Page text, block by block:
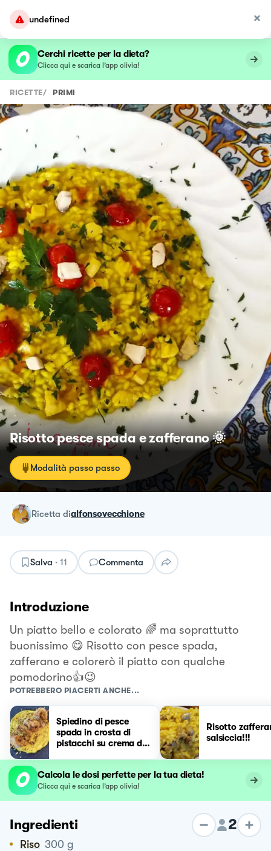
undefined
Cerchi ricette per la dieta?
Clicca qui e scarica l’app olivia!
RICETTE/ PRIMI
Risotto pesce spada e zafferano 🌞
Modalità passo passo
ricetta dialfonsovecchione
Salva · 11 Commenta
Introduzione
Un piatto bello e colorato 🌈 ma soprattutto
buonissimo 😋 Risotto con pesce spada,
zafferano e colorerò il piatto con qualche
pomodorino👍😉
POTREBBERO PIACERTI ANCHE...
Spiedino di pesce
spada in crosta di
pistacchi su crema di
Risotto
salsiccia!!!
Calcola le dosi perfette per la tua dieta!
Clicca qui e scarica l’app olivia!
Ingredienti 2
Riso 300 g